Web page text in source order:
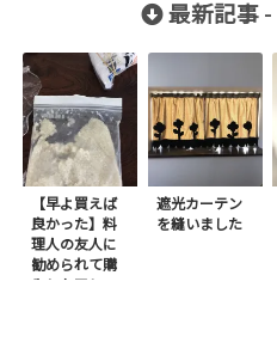
最新記事 -
【早よ買えば
良かった】料
理人の友人に
勧められて購
入したアレ
遮光カーテン
を縫いました